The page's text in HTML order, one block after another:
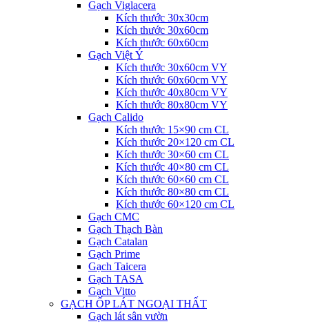
Gạch Viglacera
Kích thước 30x30cm
Kích thước 30x60cm
Kích thước 60x60cm
Gạch Việt Ý
Kích thước 30x60cm VY
Kích thước 60x60cm VY
Kích thước 40x80cm VY
Kích thước 80x80cm VY
Gạch Calido
Kích thước 15×90 cm CL
Kích thước 20×120 cm CL
Kích thước 30×60 cm CL
Kích thước 40×80 cm CL
Kích thước 60×60 cm CL
Kích thước 80×80 cm CL
Kích thước 60×120 cm CL
Gạch CMC
Gạch Thạch Bàn
Gạch Catalan
Gạch Prime
Gạch Taicera
Gạch TASA
Gạch Vitto
GẠCH ỐP LÁT NGOẠI THẤT
Gạch lát sân vườn